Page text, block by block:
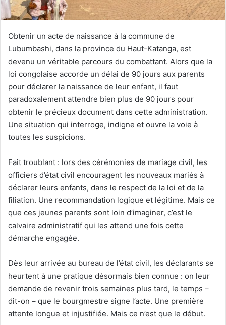
Obtenir un acte de naissance à la commune de
Lubumbashi, dans la province du Haut-Katanga, est
devenu un véritable parcours du combattant. Alors que la
loi congolaise accorde un délai de 90 jours aux parents
pour déclarer la naissance de leur enfant, il faut
paradoxalement attendre bien plus de 90 jours pour
obtenir le précieux document dans cette administration.
Une situation qui interroge, indigne et ouvre la voie à
toutes les suspicions.
Fait troublant : lors des cérémonies de mariage civil, les
officiers d’état civil encouragent les nouveaux mariés à
déclarer leurs enfants, dans le respect de la loi et de la
filiation. Une recommandation logique et légitime. Mais ce
que ces jeunes parents sont loin d’imaginer, c’est le
calvaire administratif qui les attend une fois cette
démarche engagée.
Dès leur arrivée au bureau de l’état civil, les déclarants se
heurtent à une pratique désormais bien connue : on leur
demande de revenir trois semaines plus tard, le temps –
dit-on – que le bourgmestre signe l’acte. Une première
attente longue et injustifiée. Mais ce n’est que le début.